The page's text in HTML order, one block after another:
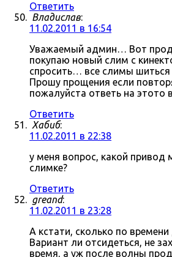
Ответить
Владислав:
11.02.2011 в 16:54
Уважаемый админ… Вот
покупаю новый слим с
спросить… все слимы шиться
Прошу прощения если
пожалуйста ответь на этото
Ответить
Хабиб:
11.02.2011 в 22:38
у меня вопрос, какой
слимке?
Ответить
greand:
11.02.2011 в 23:28
А кстати, сколько по
Вариант ли отсидеться, не
время, а уж после волны